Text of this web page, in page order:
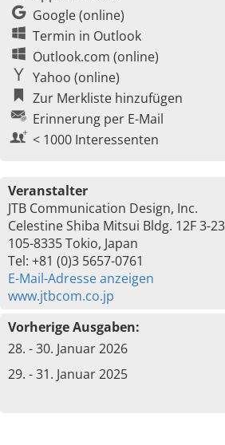
Google (online)
Termin in Outlook
Outlook.com (online)
Yahoo (online)
Zur Merkliste hinzufügen
Erinnerung per E-Mail
< 1000 Interessenten
Veranstalter
JTB Communication Design, Inc.
Celestine Shiba Mitsui Bldg. 12F 3-
105-8335 Tokio, Japan
Tel: +81 (0)3 5657-0761
E-Mail-Adresse anzeigen
www.jtbcom.co.jp
Vorherige Ausgaben:
28. - 30. Januar 2026
29. - 31. Januar 2025